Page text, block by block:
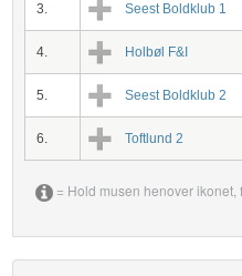
3. Seest Boldklub 1
4. Holbøl F&I
5. Seest Boldklub 2
6. Toftlund 2
= Hold musen henover